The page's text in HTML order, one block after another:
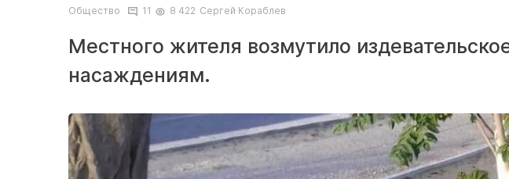
Общество 11 8 422 Сергей Кораблев
Местного жителя возмутило
насаждениям.